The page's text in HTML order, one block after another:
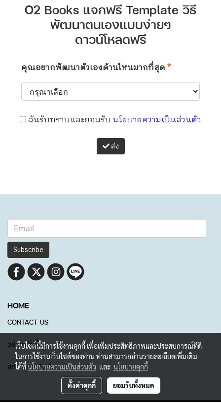
O2 Books แจกฟรี Template วิธี
พัฒนาตนเองแบบง่ายๆ
ดาวน์โหลดฟรี
คุณอยากพัฒนาตัวเองด้านไหนมากที่สุด*
ฉันรับทราบและยอมรับ นโยบายความเป็นส่วนตัว
ส่ง
Subscribe
HOME
CONTACT US
วิธีการสั่งซื้อ
สถานะการจัดส่ง
เว็บไซต์นี้มีการใช้งานคุกกี้ เพื่อเพิ่มประสิทธิภาพและประสบการณ์ที่ดี
ในการใช้งานเว็บไซต์ของท่าน ท่านสามารถอ่านรายละเอียดเพิ่มเติม
ได้ที่นโยบายความเป็นส่วนตัว และ นโยบายคุกกี้
ตั้งค่าคุกกี้ ยอมรับทั้งหมด